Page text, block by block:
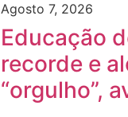
Agosto 7, 2026
Educação
recorde e
“orgulho”,